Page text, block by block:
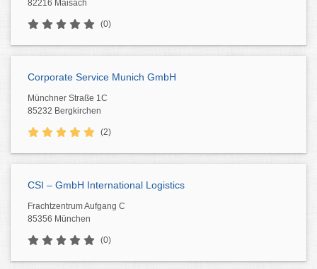
82216 Maisach
(0)
Corporate Service Munich GmbH
Münchner Straße 1C
85232 Bergkirchen
(2)
CSI – GmbH International Logistics
Frachtzentrum Aufgang C
85356 München
(0)